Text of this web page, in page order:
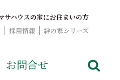
サハウスの家にお住まいの方
採用情報 絆の家シリーズ
お問合せ